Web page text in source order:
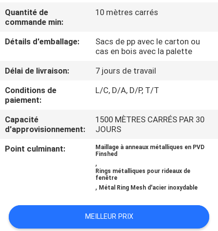
VISITE
L'USINE
CONTRÔLE
QUALITÉ
CONTACTEZ-
NOUS
LES
AFFAIRES
Quantité de
commande min:
10 mètres carrés
Détails d'emballage:
Sacs de pp avec le carton ou
cas en bois avec la palette
Délai de livraison:
7 jours de travail
Conditions de
paiement:
L/C, D/A, D/P, T/T
Capacité
d'approvisionnement:
1500 MÈTRES CARRÉS PAR 30
JOURS
Point culminant:
Maillage à anneaux métalliques en PVD
Finshed
,
Rings métalliques pour rideaux de
fenêtre
, Métal Ring Mesh d'acier inoxydable
MEILLEUR PRIX